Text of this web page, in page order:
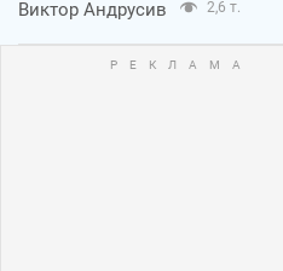
Виктор Андрусив 2,6 т.